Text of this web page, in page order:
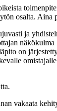
osalta. Aina
ja
on
vakaata